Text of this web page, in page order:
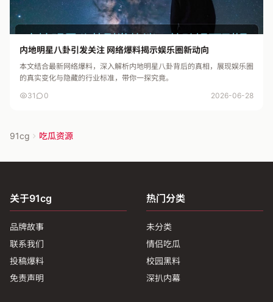
内地明星八卦引发关注 网络爆料揭示娱乐圈新动向
本文结合最新网络爆料，深入解析内地明星八卦背后的真相，展现娱乐圈
的真实变化与隐藏的行业标准，带你一探究竟。
31
0 2026-06-28
91cg 吃瓜资源
关于91cg
品牌故事
联系我们
投稿爆料
免责声明
热门分类
未分类
情侣吃瓜
校园黑料
深扒内幕